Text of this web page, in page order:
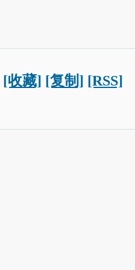
[收藏] [复制] [RSS]